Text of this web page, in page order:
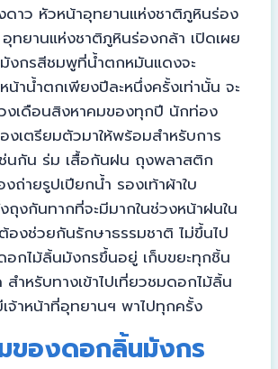
ดาว หัวหน้าอุทยานแห่งชาติภูหินร่อง
ทยานแห่งชาติภูหินร่องกล้า เปิดเผย
งกรสีชมพูที่น้ำตกหมันแดงจะ
าน้ำตกเพียงปีละหนึ่งครั้งเท่านั้น จะ
งเดือนสิงหาคมของทุกปี นักท่อง
งเตรียมตัวมาให้พร้อมสำหรับการ
นกัน ร่ม เสื้อกันฝน ถุงพลาสติก
ถ่ายรูปเปียกน้ำ รองเท้าผ้าใบ
ถุงกันทากที่จะมีมากในช่วงหน้าฝนใน
องช่วยกันรักษาธรรมชาติ ไม่ขึ้นไป
กไม้ลิ้นมังกรขึ้นอยู่ เก็บขยะทุกชิ้น
ำหรับทางเข้าไปเที่ยวชมดอกไม้ลิ้น
จ้าหน้าที่อุทยานฯ พาไปทุกครั้ง
ของดอกลิ้นมังกร